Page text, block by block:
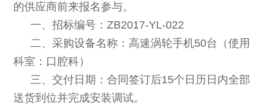
的供应商前来报名参与。
一、招标编号：ZB2017-YL-022
二、采购设备名称：高速涡轮手机50台（使用
科室：口腔科）
三、交付日期：合同签订后15个日历日内全部
送货到位并完成安装调试。